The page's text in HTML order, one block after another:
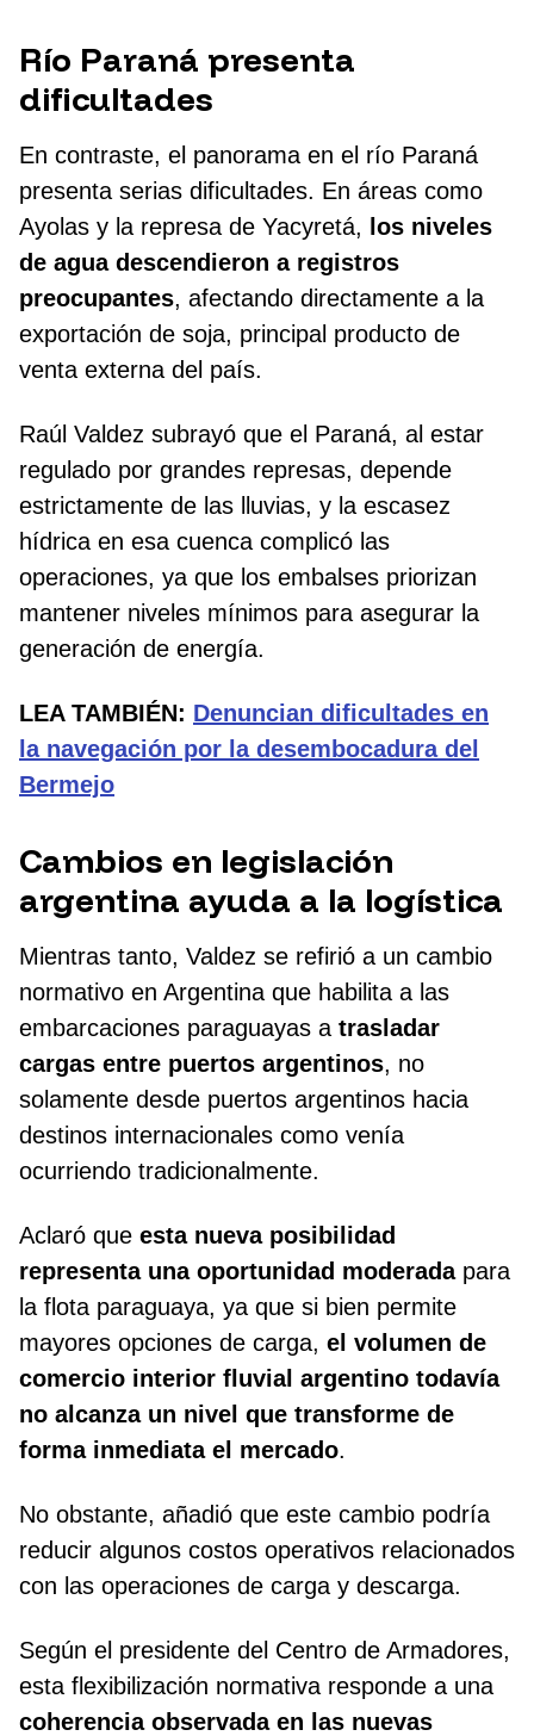
Río Paraná presenta
dificultades
En contraste, el panorama en el río Paraná
presenta serias dificultades. En áreas como
Ayolas y la represa de Yacyretá,
los niveles
de agua descendieron a registros
preocupantes, afectando directamente a la
exportación de soja, principal producto de
venta externa del país.
Raúl Valdez subrayó que el Paraná, al estar
regulado por grandes represas, depende
estrictamente de las lluvias, y la escasez
hídrica en esa cuenca complicó las
operaciones, ya que los embalses priorizan
mantener niveles mínimos para asegurar la
generación de energía.
LEA TAMBIÉN: Denuncian dificultades en
la navegación por la desembocadura del
Bermejo
Cambios en legislación
argentina ayuda a la logística
Mientras tanto, Valdez se refirió a un cambio
normativo en Argentina que habilita a las
embarcaciones paraguayas a trasladar
cargas entre puertos argentinos, no
solamente desde puertos argentinos hacia
destinos internacionales como venía
ocurriendo tradicionalmente.
Aclaró que esta nueva posibilidad
representa una oportunidad moderadapara
la flota paraguaya, ya que si bien permite
mayores opciones de carga, el volumen de
comercio interior fluvial argentino todavía
no alcanza un nivel que transforme de
forma inmediata el mercado.
No obstante, añadió que este cambio podría
reducir algunos costos operativos relacionados
con las operaciones de carga y descarga.
Según el presidente del Centro de Armadores,
esta flexibilización normativa responde a una
coherencia observada en las nuevas